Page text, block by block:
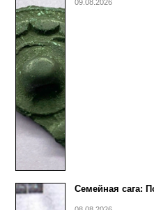
09.08.2026
Семейная сага: